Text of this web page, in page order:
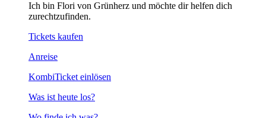
Ich bin Flori von Grünherz und möchte dir helfen dich
zurechtzufinden.
Tickets kaufen
Anreise
KombiTicket einlösen
Was ist heute los?